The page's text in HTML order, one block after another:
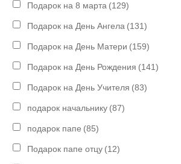
Подарок на 8 марта (129)
Подарок на День Ангела (131)
Подарок на День Матери (159)
Подарок на День Рождения (141)
Подарок на День Учителя (83)
подарок начальнику (87)
подарок папе (85)
Подарок папе отцу (12)